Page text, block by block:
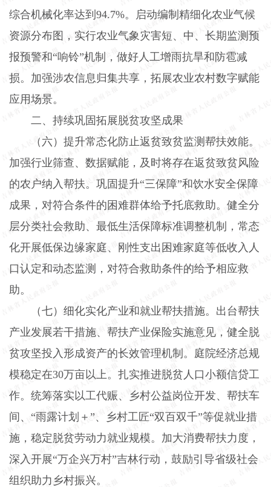
综合机械化率达到 94.7%。启动编制精细化农业气候
资源分布图，实行农业气象灾害短、中、长期监测预
报预警和“响铃”机制，做好人工增雨抗旱和防雹减
损。加强涉农信息归集共享，拓展农业农村数字赋能
应用场景。
二、持续巩固拓展脱贫攻坚成果
（六）提升常态化防止返贫致贫监测帮扶效能。
加强行业筛查、数据赋能，及时将存在返贫致贫风险
的农户纳入帮扶。巩固提升“三保障”和饮水安全保障
成果，对符合条件的困难群体给予托底救助。健全分
层分类社会救助、最低生活保障标准调整机制，常态
化开展低保边缘家庭、刚性支出困难家庭等低收入人
口认定和动态监测，对符合救助条件的给予相应救
助。
（七）细化实化产业和就业帮扶措施。 出台帮扶
产业发展若干措施、帮扶产业保险实施意见，健全脱
贫攻坚投入形成资产的长效管理机制。庭院经济总规
模稳定在30万亩以上。扎实推进脱贫人口小额信贷工
作。统筹落实以工代赈、乡村公益岗位开发、帮扶车
间、“雨露计划＋”、乡村工匠“双百双千”等促就业措
施，稳定脱贫劳动力就业规模。加大消费帮扶力度，
深入开展“万企兴万村”吉林行动，鼓励引导省级社会
组织助力乡村振兴。